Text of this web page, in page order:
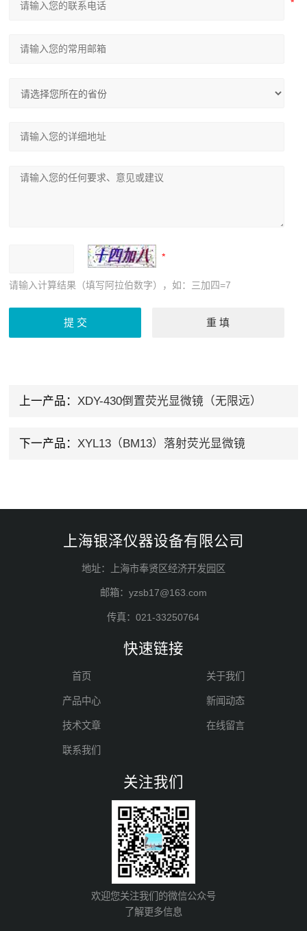
请输入计算结果（填写阿拉伯数字），如：三加四=7
上一产品： XDY-430倒置荧光显微镜（无限远）
下一产品： XYL13（BM13）落射荧光显微镜
上海银泽仪器设备有限公司
地址：上海市奉贤区经济开发园区
邮箱：yzsb17@163.com
传真：021-33250764
快速链接
首页 关于我们
产品中心 新闻动态
技术文章 在线留言
联系我们
关注我们
欢迎您关注我们的微信公众号
了解更多信息